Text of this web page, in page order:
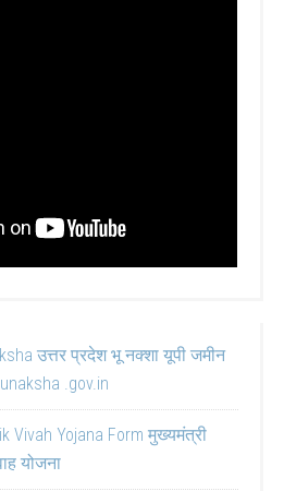
उत्तर प्रदेश भू नक्शा यूपी जमीन
.gov.in
Vivah Yojana Form मुख्यमंत्री
योजना